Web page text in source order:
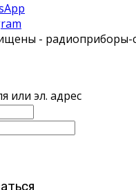
- радиоприборы-
или эл. адрес